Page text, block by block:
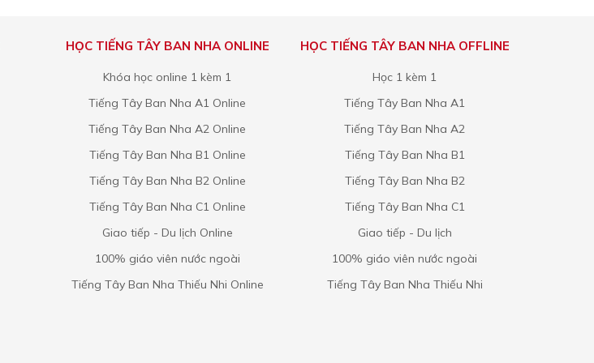
HỌC TIẾNG TÂY BAN NHA ONLINE
Khóa học online 1 kèm 1
Tiếng Tây Ban Nha A1 Online
Tiếng Tây Ban Nha A2 Online
Tiếng Tây Ban Nha B1 Online
Tiếng Tây Ban Nha B2 Online
Tiếng Tây Ban Nha C1 Online
Giao tiếp - Du lịch Online
100% giáo viên nước ngoài
Tiếng Tây Ban Nha Thiếu Nhi Online
HỌC TIẾNG TÂY BAN NHA OFFLINE
Học 1 kèm 1
Tiếng Tây Ban Nha A1
Tiếng Tây Ban Nha A2
Tiếng Tây Ban Nha B1
Tiếng Tây Ban Nha B2
Tiếng Tây Ban Nha C1
Giao tiếp - Du lịch
100% giáo viên nước ngoài
Tiếng Tây Ban Nha Thiếu Nhi